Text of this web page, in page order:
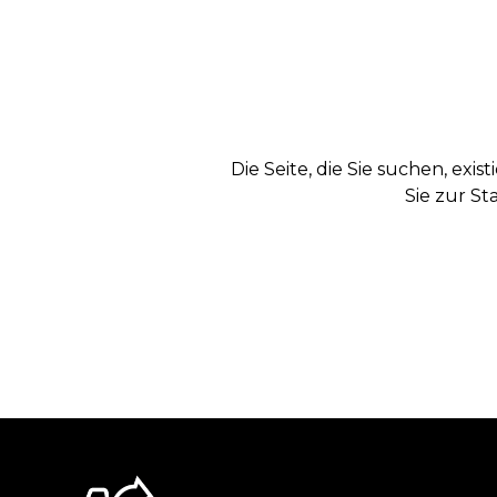
Die Seite, die Sie suchen,
Sie zur